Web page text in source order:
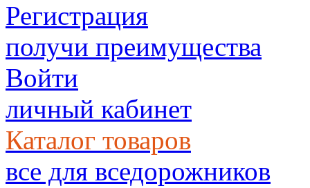
Регистрация
получи преимущества
Войти
личный кабинет
Каталог товаров
все для вседорожников